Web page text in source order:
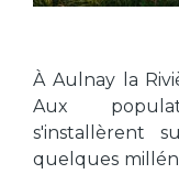
À Aulnay la
Aux
s'installèrent
quelques